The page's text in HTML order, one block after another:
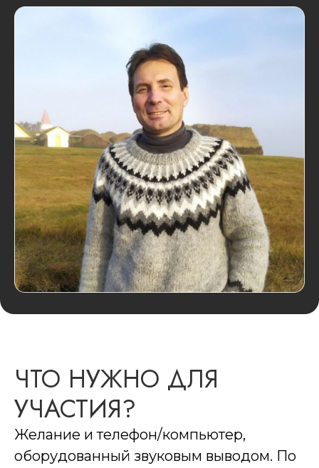
ЧТО НУЖНО ДЛЯ
УЧАСТИЯ?
Желание и телефон/компьютер,
оборудованный звуковым выводом. По